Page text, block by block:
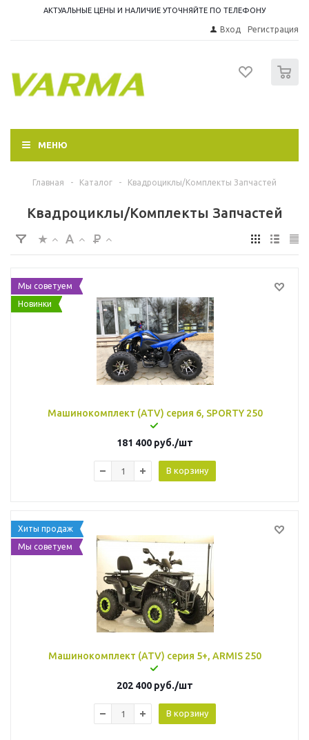
АКТУАЛЬНЫЕ ЦЕНЫ И НАЛИЧИЕ УТОЧНЯЙТЕ ПО ТЕЛЕФОНУ
Вход Регистрация
МЕНЮ
Главная - Каталог - Квадроциклы/Комплекты Запчастей
Квадроциклы/Комплекты Запчастей
Мы советуем
Новинки
Машинокомплект (ATV) серия 6, SPORTY 250
181 400 руб./шт
В корзину
Хиты продаж
Мы советуем
Машинокомплект (ATV) серия 5+, ARMIS 250
202 400 руб./шт
В корзину